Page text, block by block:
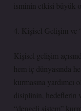
isminin etkisi büyük
4. Kişisel Gelişim ve
Kişisel gelişim
hem iç dünyasında
kurmasına
disiplinin, hedeflerin
“dengeli sistem”